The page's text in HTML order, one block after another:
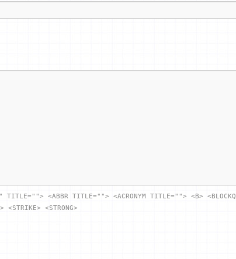
TITLE=""> <ABBR TITLE=""> <ACRONYM TITLE=""> <B>
<STRONG>